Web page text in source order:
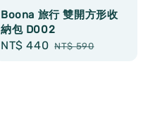
Boona 旅行 雙開方形收
納包 D002
Sale
NT$ 440 Regular
NT$ 590